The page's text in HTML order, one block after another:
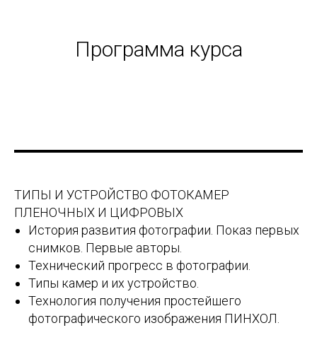
Программа курса
ТИПЫ И УСТРОЙСТВО ФОТОКАМЕР
ПЛЕНОЧНЫХ И ЦИФРОВЫХ
История развития фотографии. Показ первых
снимков. Первые авторы.
Технический прогресс в фотографии.
Типы камер и их устройство.
Технология получения простейшего
фотографического изображения ПИНХОЛ.